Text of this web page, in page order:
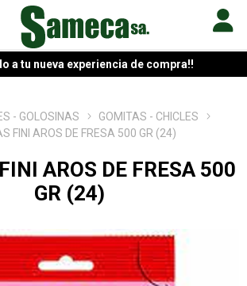
a tu nueva experiencia de compra!!
- GOLOSINAS
GOMITAS - CHICLES
FINI AROS DE FRESA 500 GR (24)
AROS DE FRESA 500
GR (24)